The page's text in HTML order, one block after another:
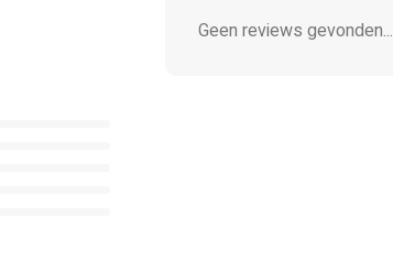
Geen reviews gevonden...